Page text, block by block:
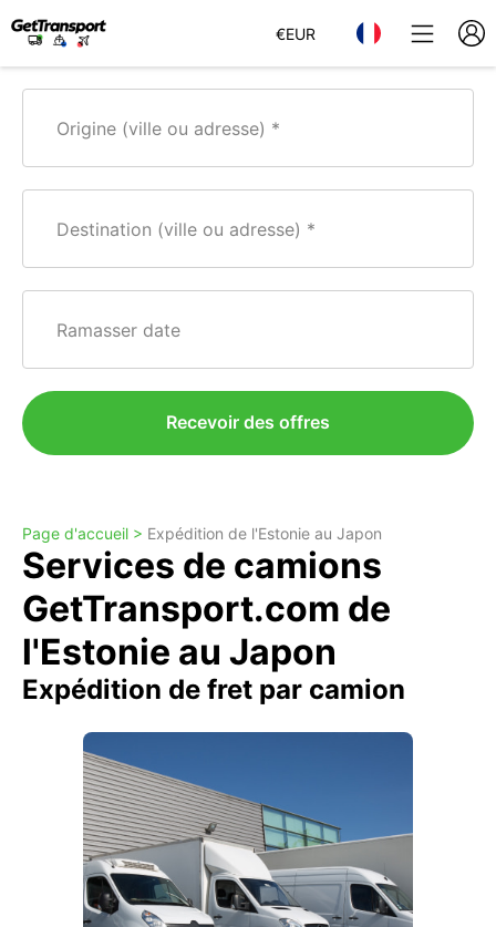
€EUR
Origine (ville ou adresse)
Destination (ville ou adresse)
Ramasser date
Recevoir des offres
Page d'accueil > Expédition de l'Estonie au Japon
Services de camions
GetTransport.com de
l'Estonie au Japon
Expédition de fret par camion